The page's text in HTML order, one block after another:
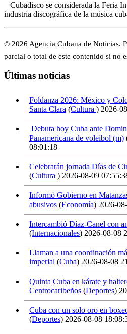
Cubadisco se considerada la Feria
industria discográfica de la música
© 2026 Agencia Cubana de Noticias.
parcial o total de este contenido si no
Últimas noticias
Foldanza 2026: México y
Santa Clara (Cultura ) 2026-
Debuta hoy Cuba ante
Panamericana de voleibol (m)
08:01:18
Celebrarán jornada Días de
(Cultura ) 2026-08-09
Informó Gobierno en
abusivos (Economía) 2026-
Intercambió Díaz-Canel con
(Internacionales) 2026-08-08
Llaman a una coordinación
imperial (Cuba) 2026-08-08
Quinta Cuba en kárate y
Centrocaribeños (Deportes)
Cuba con un solo oro en
(Deportes) 2026-08-08